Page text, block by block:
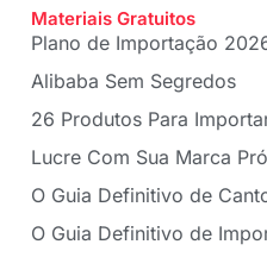
Materiais Gratuitos
Plano de Importação
Alibaba Sem Segredos
26 Produtos Para
Lucre Com Sua Marca
O Guia Definitivo de
O Guia Definitivo de